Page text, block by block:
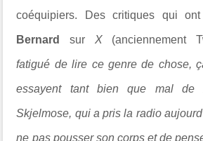
coéquipiers. Des critiques qui
Bernard sur X (anciennement
fatigué de lire ce genre de chose,
essayent tant bien que mal de
Skjelmose, qui a pris la radio
ne pas pousser son corps et de